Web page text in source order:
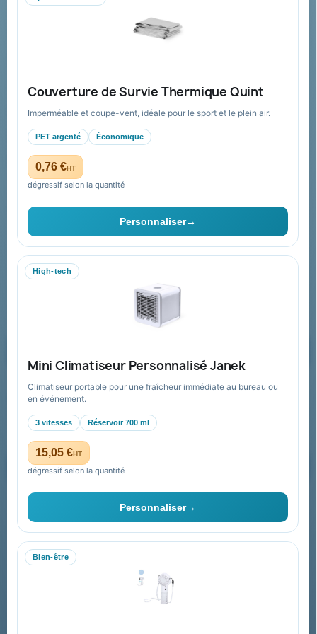
Couverture de Survie Thermique Quint
Imperméable et coupe-vent, idéale pour le sport et le plein air.
PET argenté Économique
0,76 €HT
dégressif selon la quantité
Personnaliser→
High-tech
Mini Climatiseur Personnalisé Janek
Climatiseur portable pour une fraîcheur immédiate au bureau ou
en événement.
3 vitesses Réservoir 700 ml
15,05 €HT
dégressif selon la quantité
Personnaliser→
Bien-être
FAQ sur Promenoch Goodies Pub France
Conditions de retour
Paiement sécurisé
Plan du site
Contact & devis
06 09 53 17 41
WhatsApp
equipe@promenoch-goodies.com
Recevez nos offres spéciales
Vous pouvez vous désinscrire à tout moment. Vous trouverez pour
cela nos informations de contact dans les conditions d'utilisation du
site.
Collectivités & administrations
Devis, mandat administratif et facturation Chorus Pro